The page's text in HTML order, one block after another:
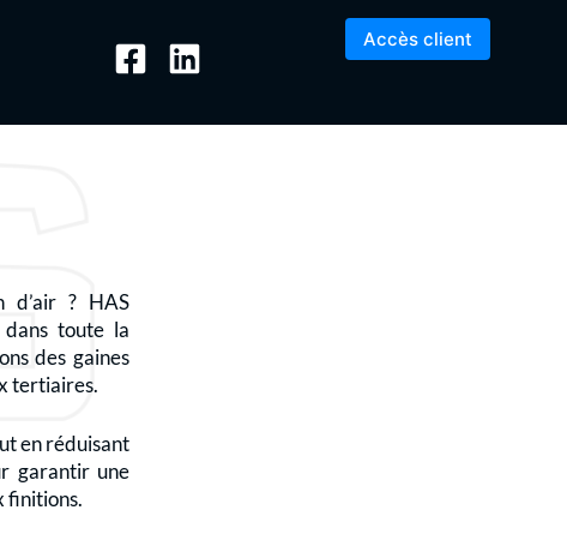
Accès client
d’air ? HAS
toute la
des gaines
tertiaires.
en réduisant
garantir une
finitions.